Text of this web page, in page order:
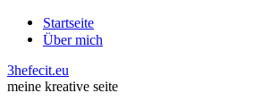
Startseite
Über mich
3hefecit.eu
meine kreative seite